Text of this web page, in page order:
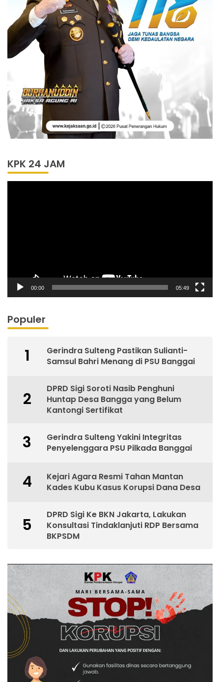
KPK 24 JAM
00:00 05:49
Populer
1
Gerindra Sulteng Pastikan Sulianti-
Samsul Bahri Menang di PSU Banggai
2
DPRD Sigi Soroti Nasib Penghuni
Huntap Desa Bangga yang Belum
Kantongi Sertifikat
3
Gerindra Sulteng Yakini Integritas
Penyelenggara PSU Pilkada Banggai
4
Kejari Agara Resmi Tahan Mantan
Kades Kubu Kasus Korupsi Dana Desa
5
DPRD Sigi Ke BKN Jakarta, Lakukan
Konsultasi Tindaklanjuti RDP Bersama
BKPSDM